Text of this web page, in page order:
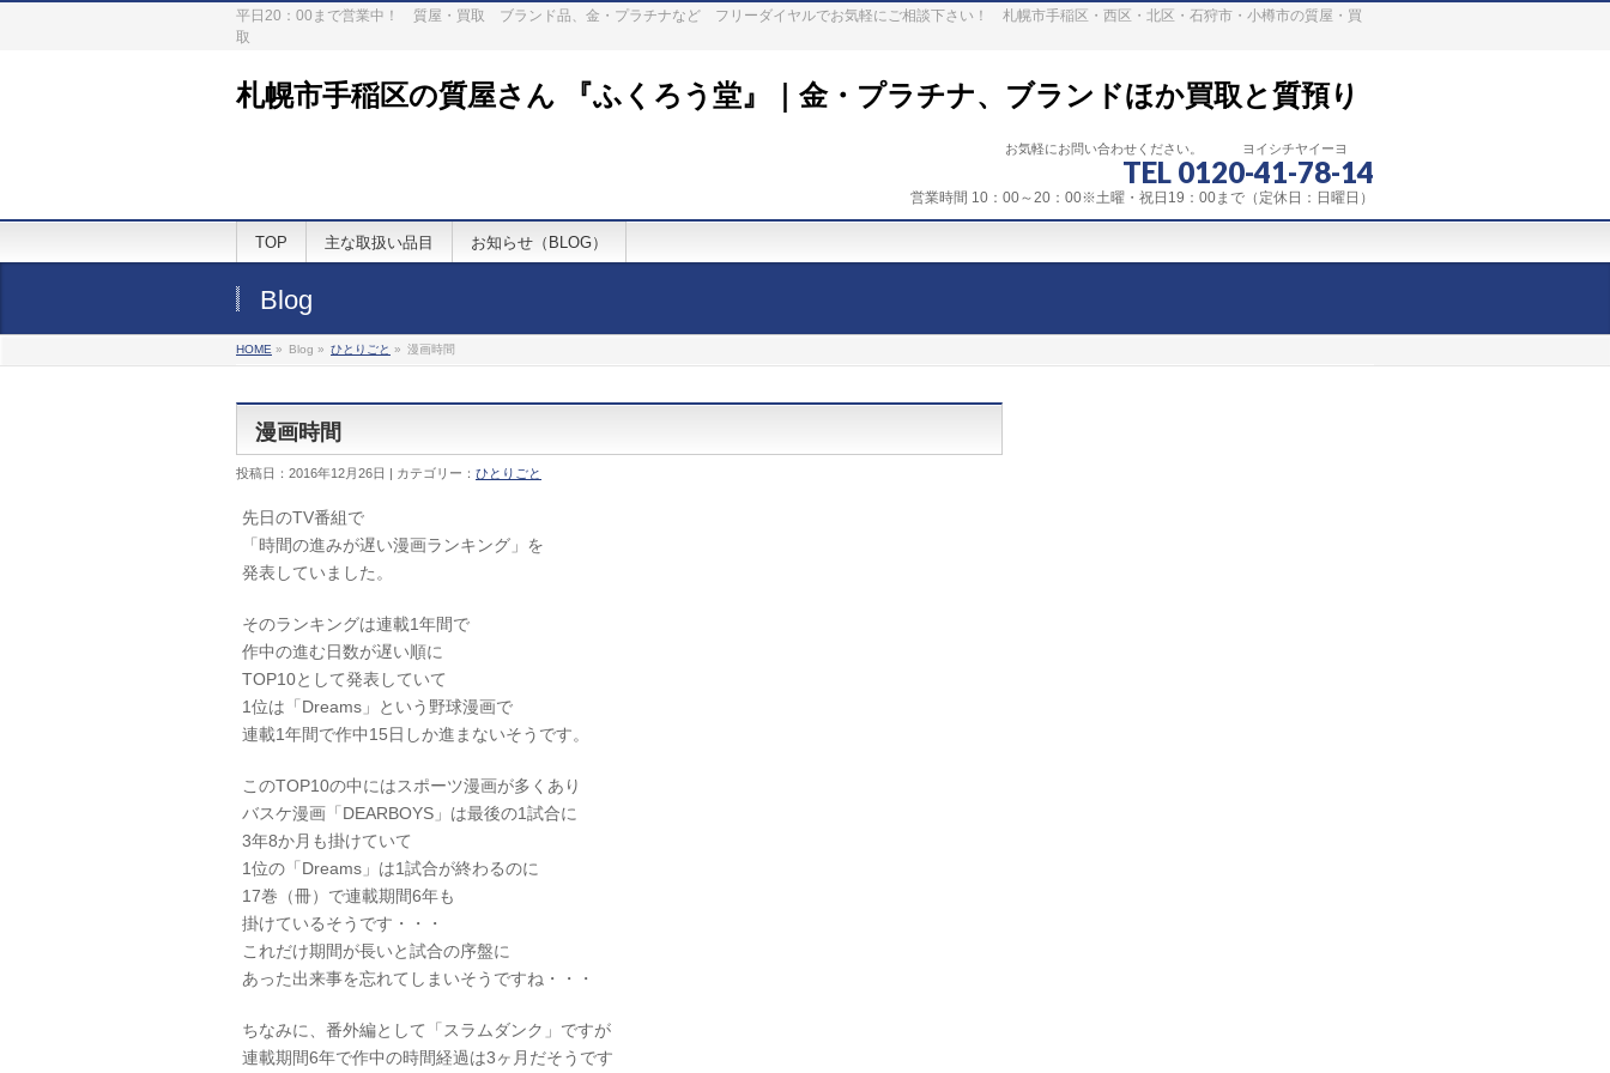
平日20：00まで営業中！ 質屋・買取 ブランド品、金・プラチナなど フリーダイヤルでお気軽にご相談下さい！ 札幌市手稲区・西区・北区・石狩市・小樽市の質屋・買
取
札幌市手稲区の質屋さん 『ふくろう堂』｜金・プラチナ、ブランドほか買取と質預り
お気軽にお問い合わせください。 ヨイシチヤイーヨ
TEL 0120-41-78-14
営業時間 10：00～20：00※土曜・祝日19：00まで（定休日：日曜日）
TOP 主な取扱い品目 お知らせ（BLOG）
Blog
HOME » Blog » ひとりごと » 漫画時間
漫画時間
投稿日：2016年12月26日 | カテゴリー： ひとりごと
先日のTV番組で
「時間の進みが遅い漫画ランキング」を
発表していました。
そのランキングは連載1年間で
作中の進む日数が遅い順に
TOP10として発表していて
1位は「Dreams」という野球漫画で
連載1年間で作中15日しか進まないそうです。
このTOP10の中にはスポーツ漫画が多くあり
バスケ漫画「DEARBOYS」は最後の1試合に
3年8か月も掛けていて
1位の「Dreams」は1試合が終わるのに
17巻（冊）で連載期間6年も
掛けているそうです・・・
これだけ期間が長いと試合の序盤に
あった出来事を忘れてしまいそうですね・・・
ちなみに、番外編として「スラムダンク」ですが
連載期間6年で作中の時間経過は3ヶ月だそうです